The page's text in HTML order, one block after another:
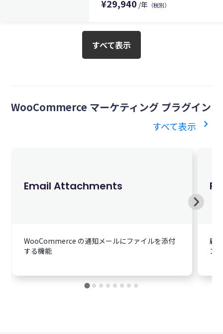
¥29,940 /年 （税別）
すべて表示
WooCommerce マーケティング プラグイン
すべて表示 chevron_right
Email Attachments
WooCommerce の通知メールにファイルを添付
する機能
顧
ン